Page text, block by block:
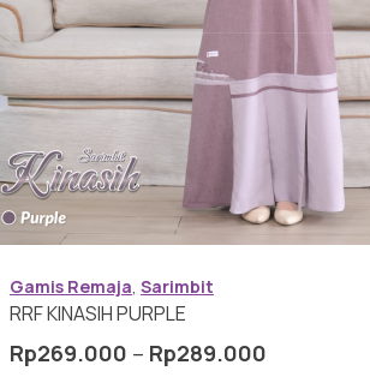
Baju Koko Dewasa
Gamis Anak-anak
Baju Koko Anak
Gamis Remaja
Gamis Remaja, Sarimbit
RRF KINASIH PURPLE
Rp269.000 – Rp289.000